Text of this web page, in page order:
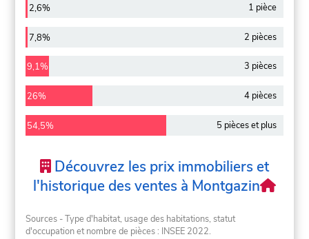
2,6% 1 pièce
7,8% 2 pièces
9,1% 3 pièces
26% 4 pièces
54,5% 5 pièces et plus
Découvrez les prix immobiliers et
l'historique des ventes à Montgazin
Sources - Type d'habitat, usage des habitations, statut
d'occupation et nombre de pièces : INSEE 2022.